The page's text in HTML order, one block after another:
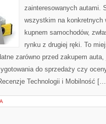
zainteresowanych autami.
wszystkim na konkretnych
kupnem samochodów,
rynku z drugiej ręki. To
zarówno przed zakupem
do sprzedaży czy
Technologii i Mobilność